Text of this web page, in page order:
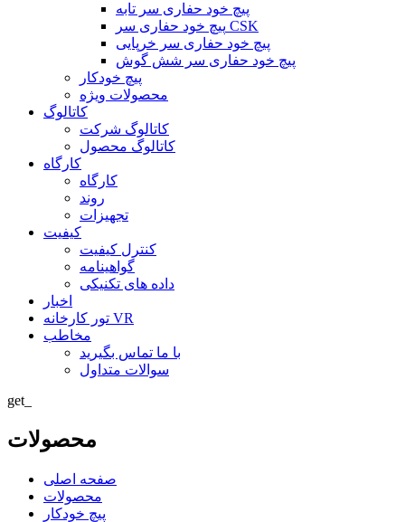
پیچ خود حفاری سر تابه
پیچ خود حفاری سر CSK
پیچ خود حفاری سر خرپایی
پیچ خود حفاری سر شش گوش
پیچ خودکار
محصولات ویژه
کاتالوگ
کاتالوگ شرکت
کاتالوگ محصول
کارگاه
کارگاه
روند
تجهیزات
کیفیت
کنترل کیفیت
گواهینامه
داده های تکنیکی
اخبار
تور کارخانه VR
مخاطب
با ما تماس بگیرید
سوالات متداول
get_
محصولات
صفحه اصلی
محصولات
پیچ خودکار